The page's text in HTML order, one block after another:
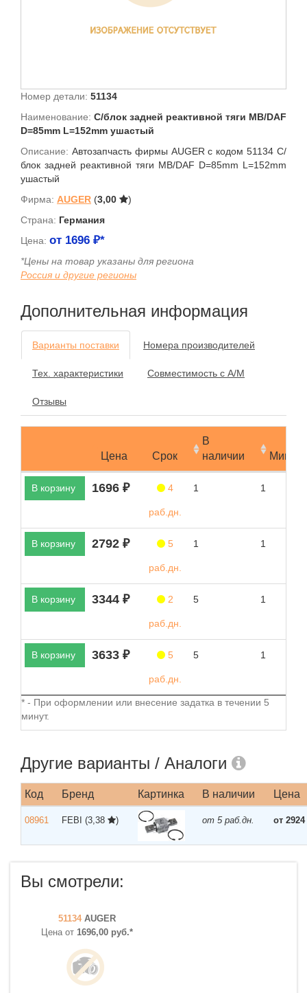
Номер детали: 51134
Наименование: С/блок задней реактивной тяги MB/DAF
D=85mm L=152mm ушастый
Описание: Автозапчасть фирмы AUGER с кодом 51134 С/
блок задней реактивной тяги MB/DAF D=85mm L=152mm
ушастый
Фирма: AUGER (3,00
)
Страна: Германия
Цена: от 1696 ₽*
*Цены на товар указаны для региона
Россия и другие регионы
Дополнительная информация
Варианты поставки Номера производителей
Тех. характеристики Совместимость с А/М
Отзывы
Цена Срок
В
наличии
В корзину 1696 ₽ 4
раб.дн.
1 1
В корзину 2792 ₽ 5
раб.дн.
1 1
В корзину 3344 ₽ 2
раб.дн.
5 1
В корзину 3633 ₽ 5
раб.дн.
5 1
* - При оформлении или внесение задатка в течении 5
минут.
Другие варианты / Аналоги
Код Бренд Картинка В наличии Цена
08961 FEBI (3,38 ) от 5 раб.дн. от
Вы смотрели:
51134 AUGER
Цена от 1696,00 руб.*